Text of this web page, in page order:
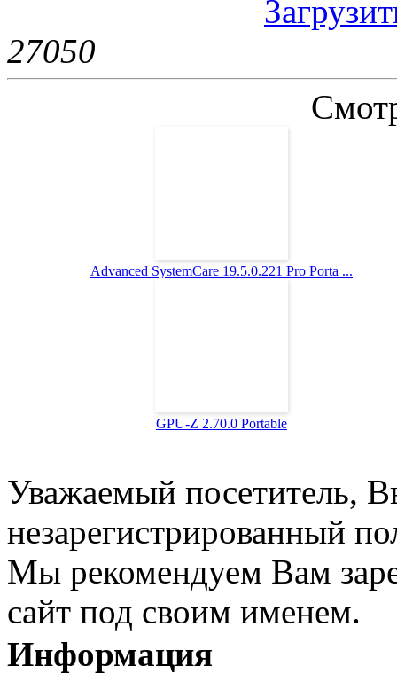
27050
Advanced SystemCare 19.5.0.221 Pro Porta ...
GPU-Z 2.70.0 Portable
Уважаемый посетитель,
незарегистрированный
Мы рекомендуем Вам
сайт под своим именем.
Информация